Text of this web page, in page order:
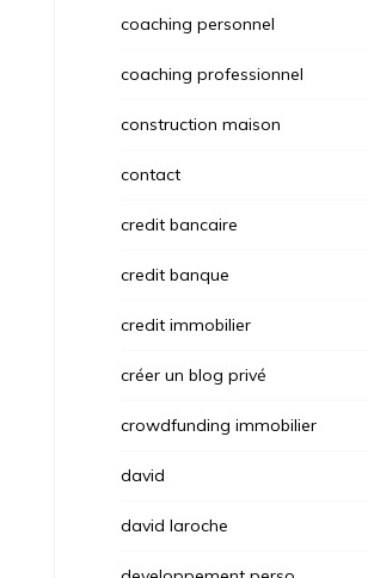
coaching personnel
coaching professionnel
construction maison
contact
credit bancaire
credit banque
credit immobilier
créer un blog privé
crowdfunding immobilier
david
david laroche